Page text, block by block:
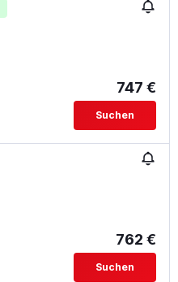
747 €
Suchen
762 €
Suchen